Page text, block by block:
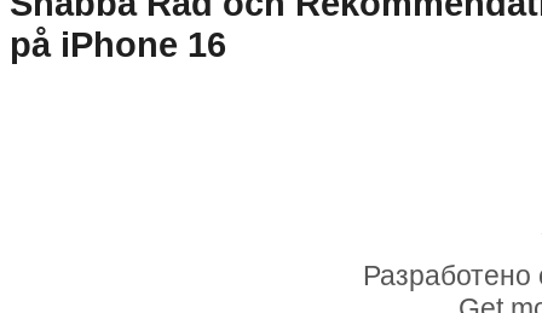
på iPhone 16
Разработено